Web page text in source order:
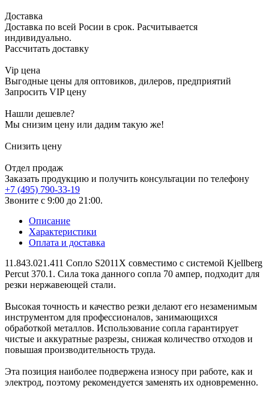
Доставка
Доставка по всей Росии в срок. Расчитывается
индивидуально.
Рассчитать доставку
Vip цена
Выгодные цены для оптовиков, дилеров, предприятий
Запросить VIP цену
Нашли дешевле?
Мы снизим цену или дадим такую же!
Снизить цену
Отдел продаж
Заказать продукцию и получить консультации по телефону
+7 (495) 790-33-19
Звоните с 9:00 до 21:00.
Описание
Характеристики
Оплата и доставка
11.843.021.411 Сопло S2011X совместимо с системой Kjellberg
Percut 370.1. Сила тока данного сопла 70 ампер, подходит для
резки нержавеющей стали.
Высокая точность и качество резки делают его незаменимым
инструментом для профессионалов, занимающихся
обработкой металлов. Использование сопла гарантирует
чистые и аккуратные разрезы, снижая количество отходов и
повышая производительность труда.
Эта позиция наиболее подвержена износу при работе, как и
электрод, поэтому рекомендуется заменять их одновременно.